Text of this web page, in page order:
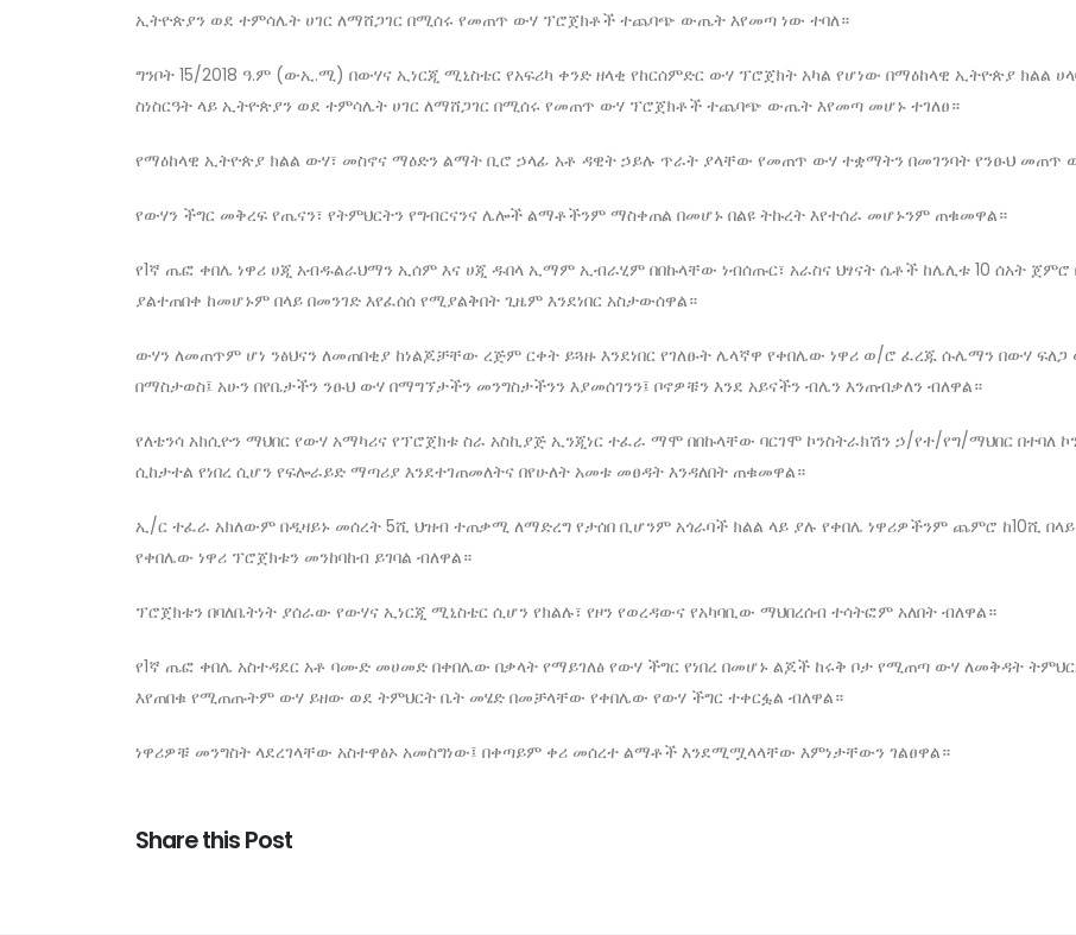
ኢትዮጵያን ወደ ተምሳሌት ሀገር ለማሸጋገር በሚሰሩ የመጠጥ ውሃ ፕሮጀክቶች ተጨባጭ ውጤት እየመጣ ነው ተባለ።
ግንቦት 15/2018 ዓ.ም (ውኢ.ሚ) በውሃና ኢነርጂ ሚኒስቴር የአፍሪካ ቀንድ ዘላቂ የከርሰምድር ውሃ ፕሮጀክት አካል የሆነው በማዕከላዊ ኢትዮጵያ ክልል
ስነስርዓት ላይ ኢትዮጵያን ወደ ተምሳሌት ሀገር ለማሸጋገር በሚሰሩ የመጠጥ ውሃ ፕሮጀክቶች ተጨባጭ ውጤት እየመጣ መሆኑ ተገለፀ።
የማዕከላዊ ኢትዮጵያ ክልል ውሃ፣ መስኖና ማዕድን ልማት ቢሮ ኃላፊ አቶ ዳዊት ኃይሉ ጥራት ያላቸው የመጠጥ ውሃ ተቋማትን በመገንባት የንፁህ መጠጥ
የውሃን ችግር መቅረፍ የጤናን፣ የትምህርትን የግብርናንና ሌሎች ልማቶችንም ማስቀጠል በመሆኑ በልዩ ትኩረት እየተሰራ መሆኑንም ጠቁመዋል።
የ1ኛ ጤፎ ቀበሌ ነዋሪ ሀጂ አብዱልራህማን ኢሰም እና ሀጂ ዱበላ ኢማም ኢብራሂም በበኩላቸው ነብሰጡር፣ አራስና ህፃናት ሴቶች ከሌሊቱ 10 ሰአት
ያልተጠበቀ ከመሆኑም በላይ በመንገድ እየፈሰሰ የሚያልቅበት ጊዜም እንደነበር አስታውሰዋል።
ውሃን ለመጠጥም ሆነ ንፅህናን ለመጠበቂያ ከነልጆቻቸው ረጅም ርቀት ይጓዙ እንደነበር የገለፁት ሌላኛዋ የቀበሌው ነዋሪ ወ/ሮ ፈረጁ ሱሌማን በውሃ
በማስታወስ፤ አሁን በየቤታችን ንፁህ ውሃ በማግኘታችን መንግስታችንን እያመሰገንን፤ ቦኖዎቹን እንደ አይናችን ብሌን እንጠብቃለን ብለዋል።
የለቴንሳ አክሲዮን ማህበር የውሃ አማካሪና የፕሮጀክቱ ስራ አስኪያጅ ኢንጂነር ተፈራ ማሞ በበኩላቸው ባርገሞ ኮንስትራክሽን ኃ/የተ/የግ/ማህበር በተባለ
ሲከታተል የነበረ ሲሆን የፍሎራይድ ማጣሪያ እንደተገጠመለትና በየሁለት አመቱ መፀዳት እንዳለበት ጠቁመዋል።
ኢ/ር ተፈራ አክለውም በዲዛይኑ መሰረት 5ሺ ህዝብ ተጠቃሚ ለማድረግ የታሰበ ቢሆንም አጎራባች ክልል ላይ ያሉ የቀበሌ ነዋሪዎችንም ጨምሮ ከ10ሺ
የቀበሌው ነዋሪ ፕሮጀክቱን መንከባከብ ይገባል ብለዋል።
ፕሮጀክቱን በባለቤትነት ያሰራው የውሃና ኢነርጂ ሚኒስቴር ሲሆን የክልሉ፣ የዞን የወረዳውና የአካባቢው ማህበረሰብ ተሳትፎም አለበት ብለዋል።
የ1ኛ ጤፎ ቀበሌ አስተዳደር አቶ ባሙድ መሀመድ በቀበሌው በቃላት የማይገለፅ የውሃ ችግር የነበረ በመሆኑ ልጆች ከሩቅ ቦታ የሚጠጣ ውሃ ለመቅዳት
እየጠበቁ የሚጠጡትም ውሃ ይዘው ወደ ትምህርት ቤት መሄድ በመቻላቸው የቀበሌው የውሃ ችግር ተቀርፏል ብለዋል።
ነዋሪዎቹ መንግስት ላደረገላቸው አስተዋፅኦ አመስግነው፤ በቀጣይም ቀሪ መሰረተ ልማቶች እንደሚሟላላቸው እምነታቸውን ገልፀዋል።
Share this Post